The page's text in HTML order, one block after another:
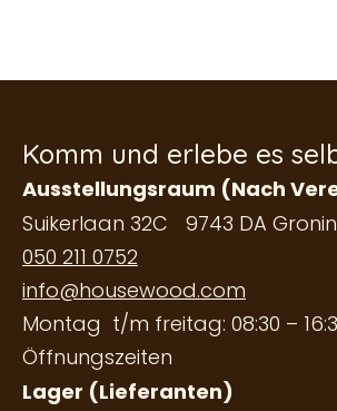
Komm und erlebe es
Ausstellungsraum (Nach
Suikerlaan 32C 9743 DA
050 211 0752
info@housewood.com
Montag t/m freitag: 08:30 –
Öffnungszeiten
Lager (Lieferanten)